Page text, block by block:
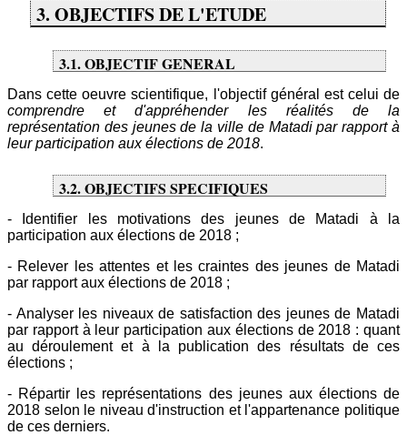
3. OBJECTIFS DE L'ETUDE
3.1. OBJECTIF GENERAL
Dans cette oeuvre scientifique, l'objectif général est celui de
comprendre et d'appréhender les réalités de la
représentation des jeunes de la ville de Matadi par rapport à
leur participation aux élections de 2018.
3.2. OBJECTIFS SPECIFIQUES
- Identifier les motivations des jeunes de Matadi à la
participation aux élections de 2018 ;
- Relever les attentes et les craintes des jeunes de Matadi
par rapport aux élections de 2018 ;
- Analyser les niveaux de satisfaction des jeunes de Matadi
par rapport à leur participation aux élections de 2018 : quant
au déroulement et à la publication des résultats de ces
élections ;
- Répartir les représentations des jeunes aux élections de
2018 selon le niveau d'instruction et l'appartenance politique
de ces derniers.